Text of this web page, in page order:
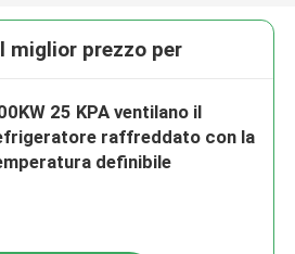
miglior prezzo per
25 KPA ventilano il
raffreddato con la
definibile